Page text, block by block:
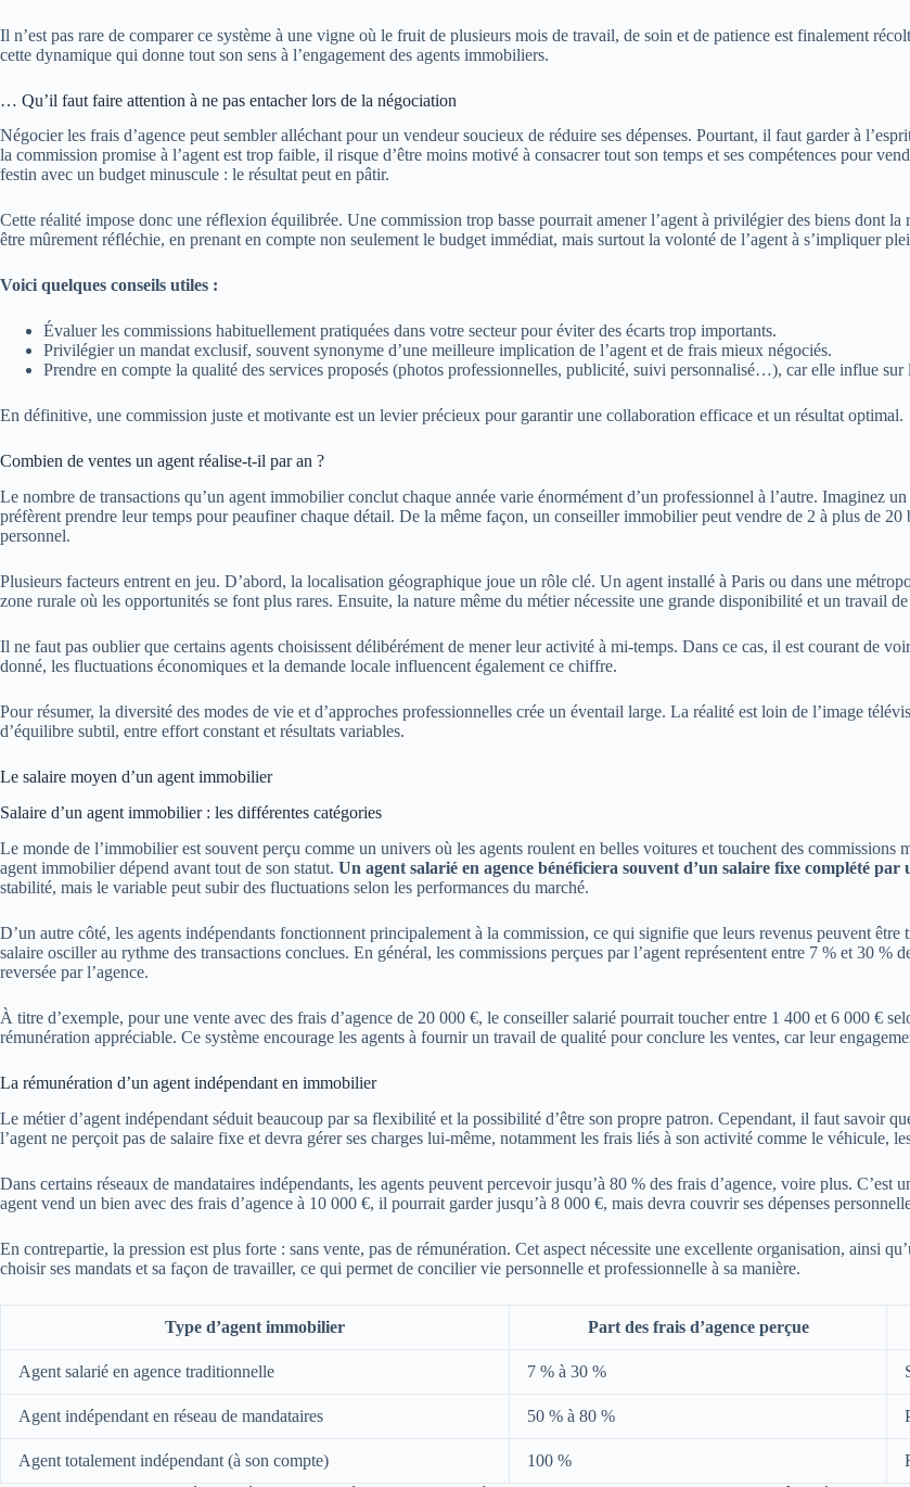
Il n’est pas rare de comparer ce système à une vigne où le fruit de plusieurs mois de travail, de soin et de patience est finalement
cette dynamique qui donne tout son sens à l’engagement des agents immobiliers.
… Qu’il faut faire attention à ne pas entacher lors de la négociation
Négocier les frais d’agence peut sembler alléchant pour un vendeur soucieux de réduire ses dépenses. Pourtant, il faut garder à
la commission promise à l’agent est trop faible, il risque d’être moins motivé à consacrer tout son temps et ses compétences pour
festin avec un budget minuscule : le résultat peut en pâtir.
Cette réalité impose donc une réflexion équilibrée. Une commission trop basse pourrait amener l’agent à privilégier des biens dont
être mûrement réfléchie, en prenant en compte non seulement le budget immédiat, mais surtout la volonté de l’agent à s’impliquer
Voici quelques conseils utiles :
Évaluer les commissions habituellement pratiquées dans votre secteur pour éviter des écarts trop importants.
Privilégier un mandat exclusif, souvent synonyme d’une meilleure implication de l’agent et de frais mieux négociés.
Prendre en compte la qualité des services proposés (photos professionnelles, publicité, suivi personnalisé…), car elle influe sur
En définitive, une commission juste et motivante est un levier précieux pour garantir une collaboration efficace et un résultat optimal.
Combien de ventes un agent réalise-t-il par an ?
Le nombre de transactions qu’un agent immobilier conclut chaque année varie énormément d’un professionnel à l’autre. Imaginez
préfèrent prendre leur temps pour peaufiner chaque détail. De la même façon, un conseiller immobilier peut vendre de 2 à plus de 20
personnel.
Plusieurs facteurs entrent en jeu. D’abord, la localisation géographique joue un rôle clé. Un agent installé à Paris ou dans une
zone rurale où les opportunités se font plus rares. Ensuite, la nature même du métier nécessite une grande disponibilité et un travail
Il ne faut pas oublier que certains agents choisissent délibérément de mener leur activité à mi-temps. Dans ce cas, il est courant de
donné, les fluctuations économiques et la demande locale influencent également ce chiffre.
Pour résumer, la diversité des modes de vie et d’approches professionnelles crée un éventail large. La réalité est loin de l’image
d’équilibre subtil, entre effort constant et résultats variables.
Le salaire moyen d’un agent immobilier
Salaire d’un agent immobilier : les différentes catégories
Le monde de l’immobilier est souvent perçu comme un univers où les agents roulent en belles voitures et touchent des commissions
agent immobilier dépend avant tout de son statut. Un agent salarié en agence bénéficiera souvent d’un salaire fixe complété par
stabilité, mais le variable peut subir des fluctuations selon les performances du marché.
D’un autre côté, les agents indépendants fonctionnent principalement à la commission, ce qui signifie que leurs revenus peuvent
salaire osciller au rythme des transactions conclues. En général, les commissions perçues par l’agent représentent entre 7 % et 30 %
reversée par l’agence.
À titre d’exemple, pour une vente avec des frais d’agence de 20 000 €, le conseiller salarié pourrait toucher entre 1 400 et 6 000 €
rémunération appréciable. Ce système encourage les agents à fournir un travail de qualité pour conclure les ventes, car leur
La rémunération d’un agent indépendant en immobilier
Le métier d’agent indépendant séduit beaucoup par sa flexibilité et la possibilité d’être son propre patron. Cependant, il faut savoir
l’agent ne perçoit pas de salaire fixe et devra gérer ses charges lui-même, notamment les frais liés à son activité comme le véhicule,
Dans certains réseaux de mandataires indépendants, les agents peuvent percevoir jusqu’à 80 % des frais d’agence, voire plus.
agent vend un bien avec des frais d’agence à 10 000 €, il pourrait garder jusqu’à 8 000 €, mais devra couvrir ses dépenses
En contrepartie, la pression est plus forte : sans vente, pas de rémunération. Cet aspect nécessite une excellente organisation, ainsi
choisir ses mandats et sa façon de travailler, ce qui permet de concilier vie personnelle et professionnelle à sa manière.
Type d’agent immobilier Part des frais d’agence perçue
Agent salarié en agence traditionnelle 7 % à 30 %
Agent indépendant en réseau de mandataires 50 % à 80 %
Agent totalement indépendant (à son compte) 100 %